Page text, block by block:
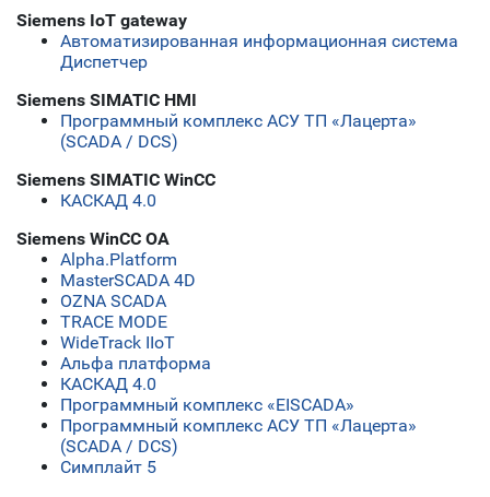
Siemens IoT gateway
Автоматизированная информационная система
Диспетчер
Siemens SIMATIC HMI
Программный комплекс АСУ ТП «Лацерта»
(SCADA / DCS)
Siemens SIMATIC WinCC
КАСКАД 4.0
Siemens WinCC OA
Alpha.Platform
MasterSCADA 4D
OZNA SCADA
TRACE MODE
WideTrack IIoT
Альфа платформа
КАСКАД 4.0
Программный комплекс «EISCADA»
Программный комплекс АСУ ТП «Лацерта»
(SCADA / DCS)
Симплайт 5